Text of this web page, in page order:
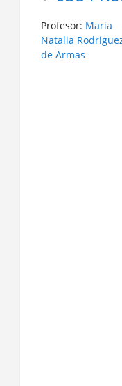
Profesor: Maria
Natalia
de Armas